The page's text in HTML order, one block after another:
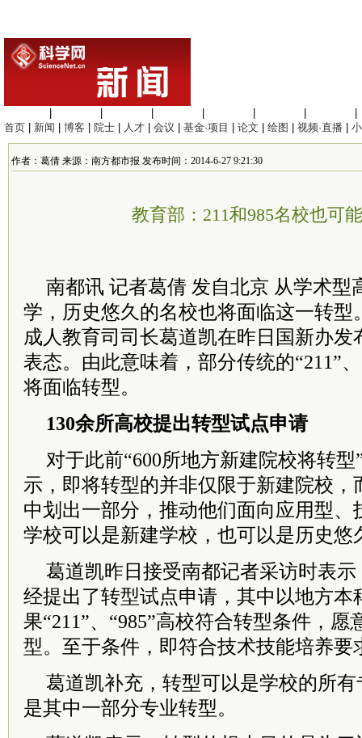
首页
新闻 博客 院士 人才 会议 基金·项目 论文 绘图 视频·直播
作者：葛倩 来源：南方都市报 发布时间：2014-6-27 9:21:30
教育部：211和985名校也可
南都讯 记者葛倩 发自北京 从学术型
学，历史悠久的名校也将面临这一转型
成人教育司司长葛道凯在昨日国新办发
表态。由此意味着，部分传统的“211”
将面临转型。
130余所高校提出转型试点申请
对于此前“600所地方新建院校将转
示，即将转型的并非仅限于新建院校，
中划出一部分，推动他们面向应用型、
学校可以是新建学校，也可以是历史悠
葛道凯昨日接受南都记者采访时表
经提出了转型试点申请，其中以地方本
果“211”、“985”高校符合转型条件，
型。至于条件，即符合技术技能培养要
葛道凯补充，转型可以是学校的所
是其中一部分专业转型。